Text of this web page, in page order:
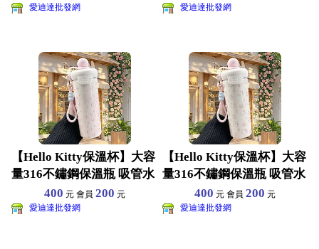
愛迪達批發網
愛迪達批發網
【Hello Kitty保溫杯】大容
量316不鏽鋼保溫瓶 吸管水
400 元 會員 200 元
愛迪達批發網
【Hello Kitty保溫杯】大容
量316不鏽鋼保溫瓶 吸管水
400 元 會員200 元
愛迪達批發網